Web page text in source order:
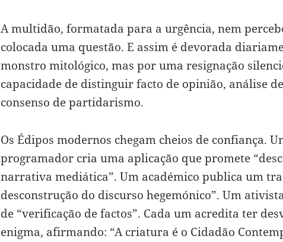
A multidão, formatada para a urgência, nem
colocada uma questão. E assim é devorada
monstro mitológico, mas por uma resignação
capacidade de distinguir facto de opinião, análise
consenso de partidarismo.
Os Édipos modernos chegam cheios de confiança.
programador cria uma aplicação que promete
narrativa mediática”. Um académico publica um
desconstrução do discurso hegemónico”. Um
de “verificação de factos”. Cada um acredita ter
enigma, afirmando: “A criatura é o Cidadão